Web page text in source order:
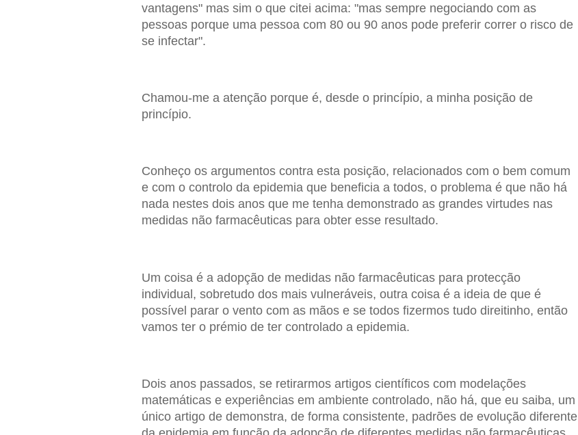
vantagens" mas sim o que citei acima: "mas sempre negociando com as
pessoas porque uma pessoa com 80 ou 90 anos pode preferir correr o risco de
se infectar".
Chamou-me a atenção porque é, desde o princípio, a minha posição de
princípio.
Conheço os argumentos contra esta posição, relacionados com o bem comum
e com o controlo da epidemia que beneficia a todos, o problema é que não há
nada nestes dois anos que me tenha demonstrado as grandes virtudes nas
medidas não farmacêuticas para obter esse resultado.
Um coisa é a adopção de medidas não farmacêuticas para protecção
individual, sobretudo dos mais vulneráveis, outra coisa é a ideia de que é
possível parar o vento com as mãos e se todos fizermos tudo direitinho, então
vamos ter o prémio de ter controlado a epidemia.
Dois anos passados, se retirarmos artigos científicos com modelações
matemáticas e experiências em ambiente controlado, não há, que eu saiba, um
único artigo de demonstra, de forma consistente, padrões de evolução diferente